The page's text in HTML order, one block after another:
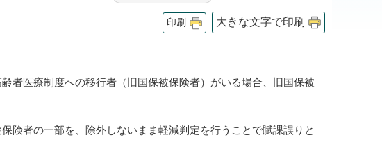
印刷 大きな文字で印刷
者医療制度への移行者（旧国保被保険者）がいる場合、旧国保被
険者の一部を、除外しないまま軽減判定を行うことで賦課誤りと